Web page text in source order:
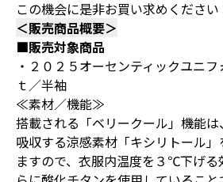
この機会に是非お買い求めください
＜販売商品概要＞
■販売対象商品
・２０２５オーセンティックユニ
ｔ／半袖
≪素材／機能≫
搭載される「ベリークール」機能
吸収する涼感素材「キシリトール
ますので、衣服内温度を３℃下げる